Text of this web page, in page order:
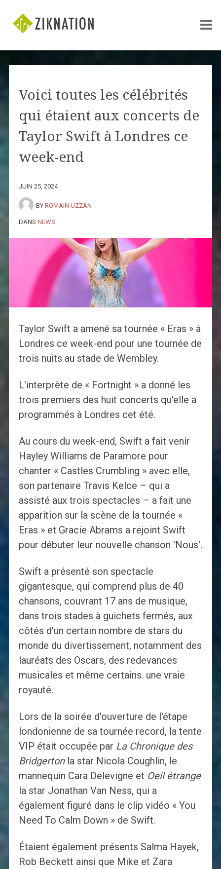
Voici toutes les célébrités
qui étaient aux concerts de
Taylor Swift à Londres ce
week-end
JUIN 25, 2024
BY ROMAIN UZZAN
DANS NEWS
Taylor Swift a amené sa tournée « Eras » à
Londres ce week-end pour une tournée de
trois nuits au stade de Wembley.
L'interprète de « Fortnight » a donné les
trois premiers des huit concerts qu'elle a
programmés à Londres cet été.
Au cours du week-end, Swift a fait venir
Hayley Williams de Paramore pour
chanter « Castles Crumbling » avec elle,
son partenaire Travis Kelce – qui a
assisté aux trois spectacles – a fait une
apparition sur la scène de la tournée «
Eras » et Gracie Abrams a rejoint Swift
pour débuter leur nouvelle chanson 'Nous'.
Swift a présenté son spectacle
gigantesque, qui comprend plus de 40
chansons, couvrant 17 ans de musique,
dans trois stades à guichets fermés, aux
côtés d'un certain nombre de stars du
monde du divertissement, notamment des
lauréats des Oscars, des redevances
musicales et même certains. une vraie
royauté.
Lors de la soirée d'ouverture de l'étape
londonienne de sa tournée record, la tente
VIP était occupée par La Chronique des
Bridgertonla star Nicola Coughlin, le
mannequin Cara Delevigne et Oeil étrange
la star Jonathan Van Ness, qui a
également figuré dans le clip vidéo « You
Need To Calm Down » de Swift.
Étaient également présents Salma Hayek,
Rob Beckett ainsi que Mike et Zara